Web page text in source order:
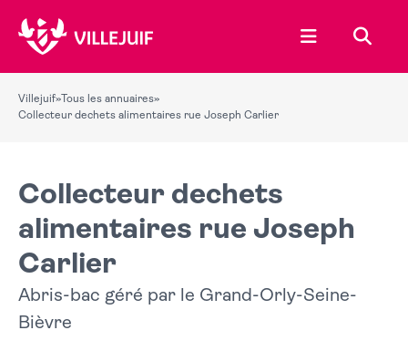
Ouvrir le
Villejuif» Tous les annuaires»
Collecteur dechets alimentaires rue Joseph Carlier
Collecteur dechets
alimentaires rue Joseph
Carlier
Abris-bac géré par le Grand-Orly-Seine-
Bièvre